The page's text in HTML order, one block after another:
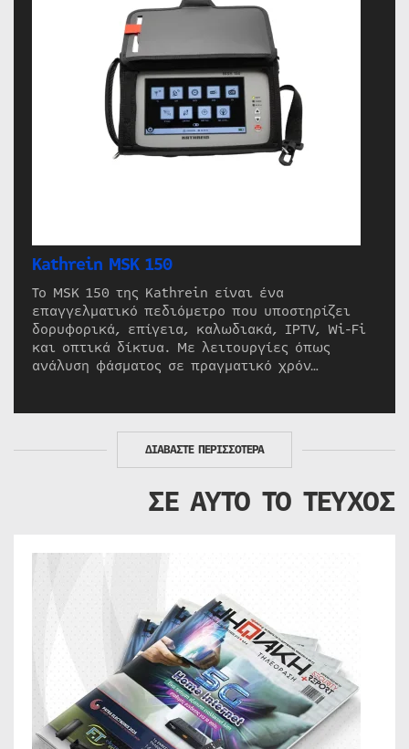
Kathrein MSK 150
Το MSK 150 της Kathrein είναι ένα
επαγγελματικό πεδιόμετρο που υποστηρίζει
δορυφορικά, επίγεια, καλωδιακά, IPTV, Wi-Fi
και οπτικά δίκτυα. Με λειτουργίες όπως
ανάλυση φάσματος σε πραγματικό χρόν…
ΔΙΑΒΑΣΤΕ ΠΕΡΙΣΣΟΤΕΡΑ
ΣΕ ΑΥΤΟ ΤΟ ΤΕΥΧΟΣ